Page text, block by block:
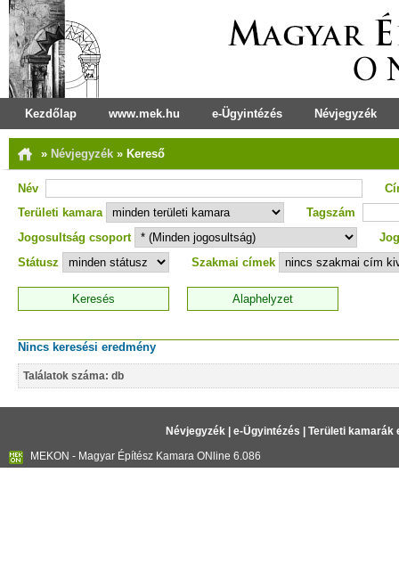
Kezdőlap www.mek.hu e-Ügyintézés Névjegyzék
» Névjegyzék » Kereső
Név
Területi kamara
Tagszám
Jogosultság csoport
Státusz
Szakmai címek
Nincs keresési eredmény
Találatok száma: db
Névjegyzék| e-Ügyintézés
Területi kamarák
MEKON - Magyar Építész Kamara ONline 6.086